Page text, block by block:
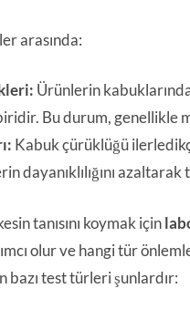
arasında:
Ürünlerin
Bu durum, genellikle
Kabuk çürüklüğü
dayanıklılığını
tanısını koymak için
olur ve hangi tür
bazı test türleri şunlardır: